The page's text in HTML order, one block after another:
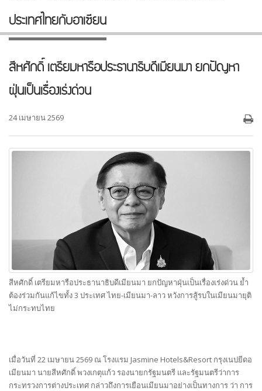
ประเทศไทยกับอาเซียน
สีหศักดิ์ เตรียมหารือประธานาธิบดีเมียนมา ยกปัญหา
ฝุ่นเป็นเรื่องเร่งด่วน
24 เมษายน 2569
สีหศักดิ์ เตรียมหารือประธานาธิบดีเมียนมา ยกปัญหาฝุ่นเป็นเรื่องเร่งด่วน ย้ำ
ต้องร่วมกันแก้ไขทั้ง 3 ประเทศ ไทย-เมียนมา-ลาว หวังการสู้รบในเมียนมายุติ
ไม่กระทบไทย
เมื่อวันที่ 22 เมษายน 2569 ณ โรงแรม Jasmine Hotels&Resort กรุงเนปยีดอ
เมียนมา นายสีหศักดิ์ พวงเกตุแก้ว รองนายกรัฐมนตรี และรัฐมนตรีว่าการ
กระทรวงการต่างประเทศ กล่าวถึงการเยือนเมียนมาอย่างเป็นทางการ ว่า การ